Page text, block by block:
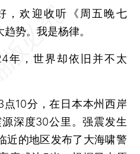
，欢迎收听《周五晚七
势。我是杨律。
，世界却依旧并不太
10分，在日本本州西岸
深度30公里。强震发生
近的地区发布了大海啸警